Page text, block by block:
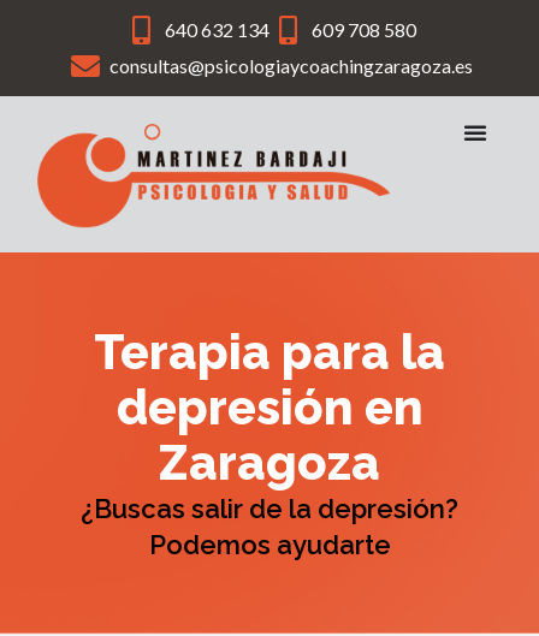
contenido
640 632 134
609 708 580
consultas@psicologiaycoachingzaragoza.es
Terapia para la
depresión en
Zaragoza
¿Buscas salir de la depresión?
Podemos ayudarte